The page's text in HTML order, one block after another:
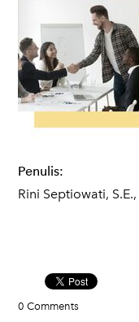
Penulis:
Rini Septiowati,
0 Comments